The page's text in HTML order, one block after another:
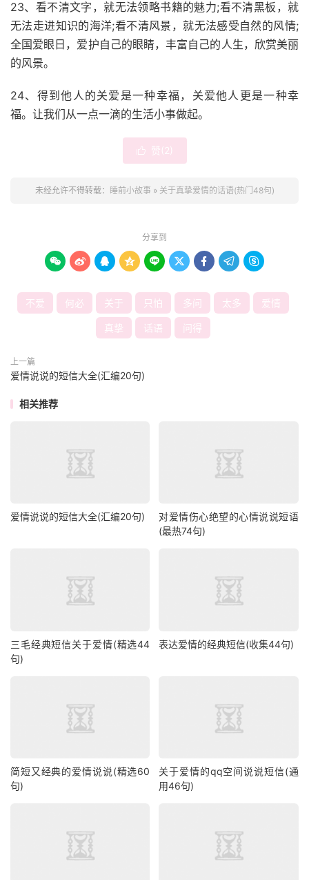
23、看不清文字，就无法领略书籍的魅力;看不清黑板，就
无法走进知识的海洋;看不清风景，就无法感受自然的风情;
全国爱眼日，爱护自己的眼睛，丰富自己的人生，欣赏美丽
的风景。
24、得到他人的关爱是一种幸福，关爱他人更是一种幸
福。让我们从一点一滴的生活小事做起。
 赞(2)
未经允许不得转载： 睡前小故事» 关于真挚爱情的话语(热门48句)
分享到
        
不爱 何必 关于 只怕 多问 太多 爱情
真挚 话语 问得
上一篇
爱情说说的短信大全(汇编20句)
相关推荐
爱情说说的短信大全(汇编20句)
对爱情伤心绝望的心情说说短语
(最热74句)
三毛经典短信关于爱情(精选44
句)
表达爱情的经典短信(收集44句)
简短又经典的爱情说说(精选60
句)
关于爱情的qq空间说说短信(通
用46句)